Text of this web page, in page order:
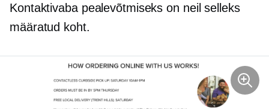
Kontaktivaba pealevõtmiseks on neil selleks
määratud koht.